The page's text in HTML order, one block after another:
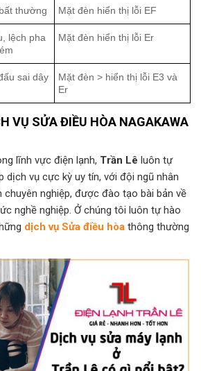
thường Mặt đèn hiển thị lỗi EF
lệch pha
Mặt đèn hiển thị lỗi Er
sai dây
Mặt đèn > hiển thị lỗi E3 và
Er
VỤ SỬA ĐIỀU HÒA NAGAKAWA
lĩnh vực điện lạnh, Trần Lê luôn tự
dịch vụ cực kỳ uy tín, với đội ngũ nhân
chuyên nghiệp, được đào tạo bài bản về
nghề nghiệp. Ở chúng tôi luôn tự hào
dịch vụ Sửa điều hòa thông thường